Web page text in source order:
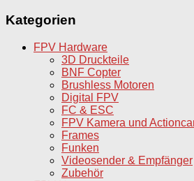
Kategorien
FPV Hardware
3D Druckteile
BNF Copter
Brushless Motoren
Digital FPV
FC & ESC
FPV Kamera und
Frames
Funken
Videosender & Empfänger
Zubehör